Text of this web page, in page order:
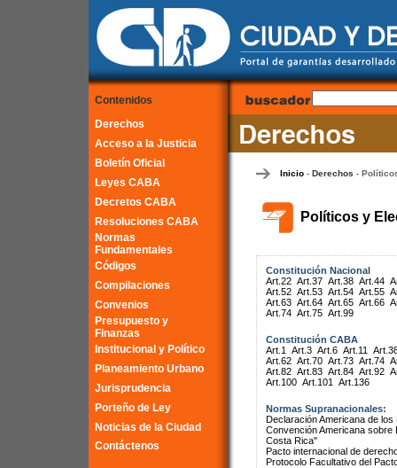
Contenidos
Derechos
Acceso a la Justicia
Boletín Oficial
Leyes CABA
Decretos CABA
Resoluciones CABA
Normas
Fundamentales
Códigos
Compilaciones
Convenios
Presupuesto y
Finanzas
Institucional y Político
Planeamiento Urbano
Jurisprudencia
Porteño de Ley
Noticias de la Ciudad
Contáctenos
Inicio- Derechos -
Políticos y
Constitución Nacional
Art.22 Art.37 Art.38 Art.44
Art.52 Art.53 Art.54 Art.55
Art.63 Art.64 Art.65 Art.66
Art.74 Art.75 Art.99
Constitución CABA
Art.1
Art.3 Art.6 Art.11
Art.62 Art.70 Art.73 Art.74
Art.82 Art.83 Art.84 Art.92
Art.100 Art.101 Art.136
Normas Supranacionales:
Declaración Americana de
Convención Americana
Costa Rica"
Pacto internacional de
Protocolo Facultativo del